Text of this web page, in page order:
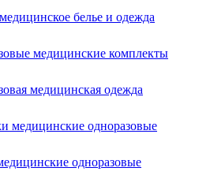
белье и одежда
медицинские комплекты
медицинская одежда
медицинские одноразовые
одноразовые